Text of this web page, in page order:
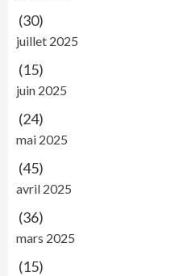
(30)
juillet 2025
(15)
juin 2025
(24)
mai 2025
(45)
avril 2025
(36)
mars 2025
(15)